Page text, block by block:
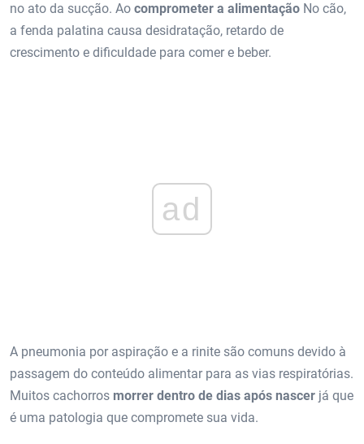
no ato da sucção. Ao comprometer a alimentação No cão,
a fenda palatina causa desidratação, retardo de
crescimento e dificuldade para comer e beber.
ad
A pneumonia por aspiração e a rinite são comuns devido à
passagem do conteúdo alimentar para as vias respiratórias.
Muitos cachorros morrer dentro de dias após nascer já que
é uma patologia que compromete sua vida.